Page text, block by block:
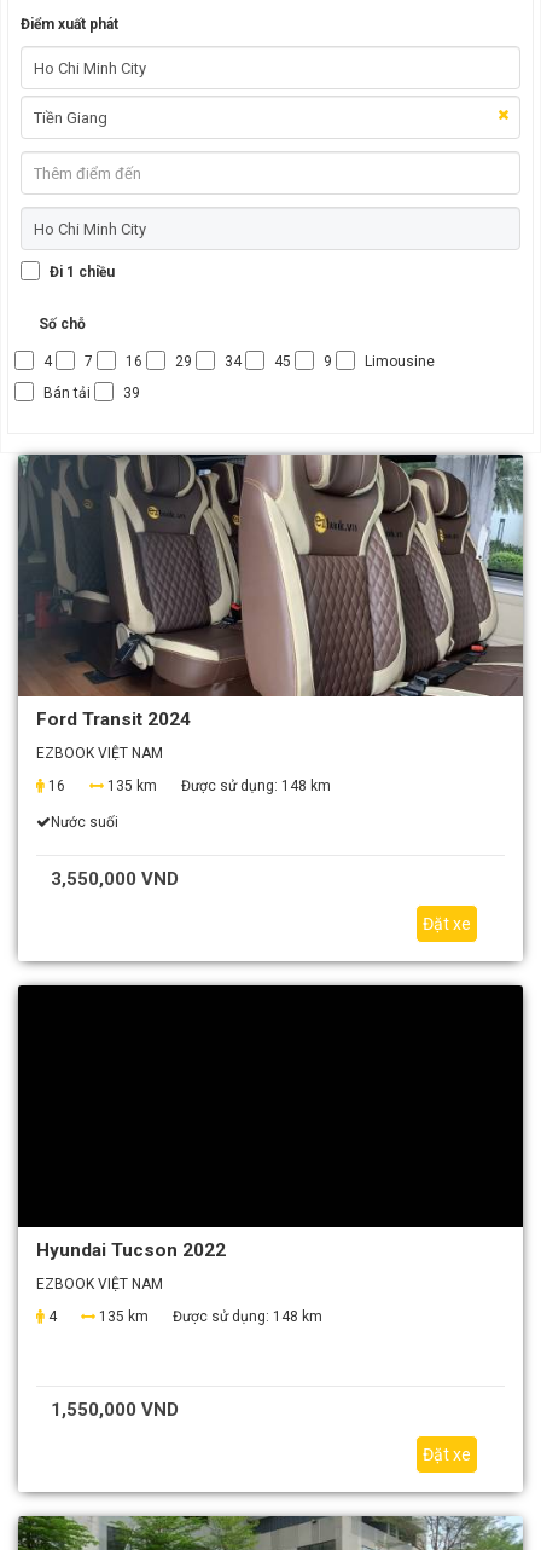
Điểm xuất phát
Đi 1 chiều
Số chỗ
4 7 16 29 34 45 9
Limousine
Bán tải
39
Ford Transit 2024
EZBOOK VIỆT NAM
16
135 km Được sử dụng: 148 km
Nước suối
3,550,000 VND
Đặt xe
Hyundai Tucson 2022
EZBOOK VIỆT NAM
4
135 km Được sử dụng: 148 km
1,550,000 VND
Đặt xe